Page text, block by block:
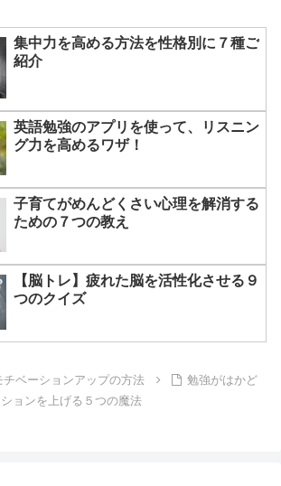
集中力を高める方法を性格別に７種ご
紹介
英語勉強のアプリを使って、リスニン
グ力を高めるワザ！
子育てがめんどくさい心理を解消する
ための７つの教え
【脳トレ】疲れた脳を活性化させる９
つのクイズ
チベーションアップの方法
勉強がはかど
ョンを上げる５つの魔法